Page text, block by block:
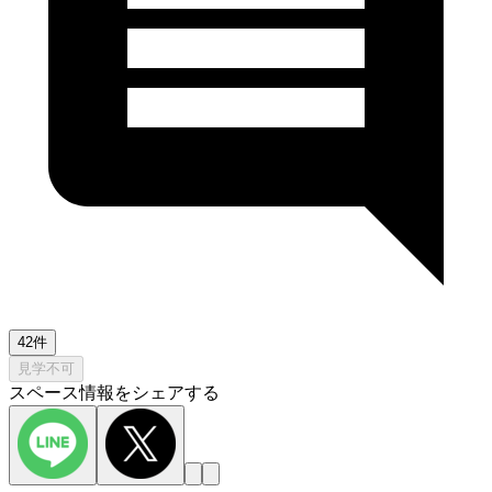
42件
見学不可
スペース情報をシェアする